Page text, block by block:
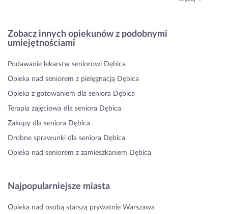
Zobacz innych opiekunów z podobnymi
umiejętnościami
Podawanie lekarstw seniorowi Dębica
Opieka nad seniorem z pielęgnacją Dębica
Opieka z gotowaniem dla seniora Dębica
Terapia zajęciowa dla seniora Dębica
Zakupy dla seniora Dębica
Drobne sprawunki dla seniora Dębica
Opieka nad seniorem z zamieszkaniem Dębica
Najpopularniejsze miasta
Opieka nad osobą starszą prywatnie Warszawa